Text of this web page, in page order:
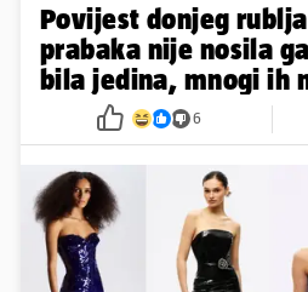
Povijest donjeg
prabaka nije nosila
bila jedina, mnogi ih
6